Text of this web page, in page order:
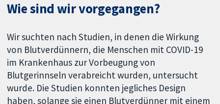
Wie sind wir vorgegangen?
Wir suchten nach Studien, in denen die Wirkung
von Blutverdünnern, die Menschen mit COVID-19
im Krankenhaus zur Vorbeugung von
Blutgerinnseln verabreicht wurden, untersucht
wurde. Die Studien konnten jegliches Design
haben, solange sie einen Blutverdünner mit einem